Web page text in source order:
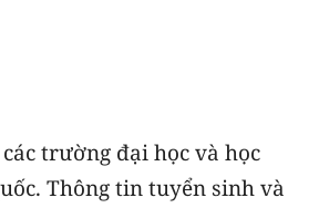
trường đại học và học
Thông tin tuyển sinh và